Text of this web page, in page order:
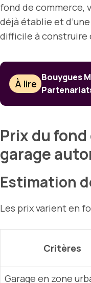
fond de commerce,
déjà établie et
difficile à construire
À lire
Bouygues
Prix du
garage
Estimation
Les prix varient en
Critères
Garage en zone